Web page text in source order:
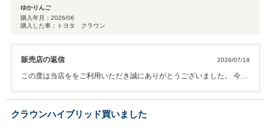
ゆかりんご
購入年月： 2026/06
購入した車：トヨタ クラウン
販売店の返信 2026/07/19
この度は当店ををご利用いただき誠にありがとうございました。 今後
クラウンハイブリッド買いました